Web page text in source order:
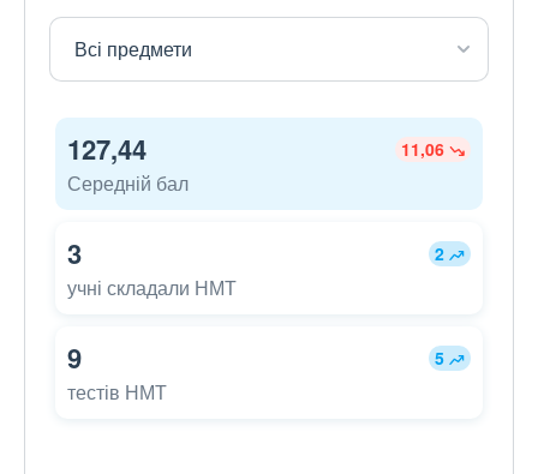
127,44 11,06
Середній бал
3 2
учні складали НМТ
9 5
тестів НМТ